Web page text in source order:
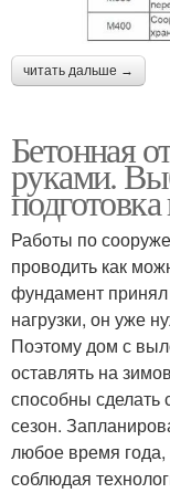
читать дальше →
Бетонная
руками.
Работы по
проводить как
фундамент
нагрузки, он уже
Поэтому дом с
оставлять на
способны сделать
сезон.
любое время года,
соблюдая